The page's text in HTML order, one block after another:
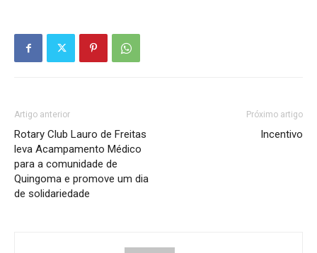
Artigo anterior
Rotary Club Lauro de Freitas
leva Acampamento Médico
para a comunidade de
Quingoma e promove um dia
de solidariedade
Próximo artigo
Incentivo